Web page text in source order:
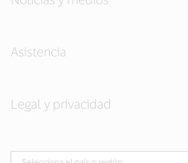
Asistencia
Legal y privacidad